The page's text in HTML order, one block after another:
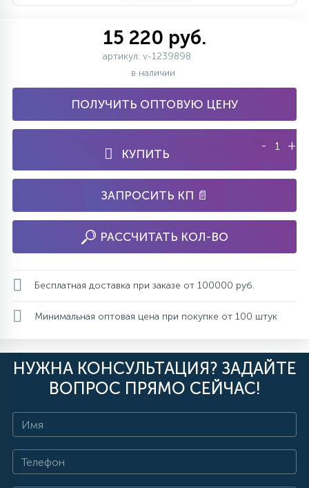
15 220 руб.
артикул: v-1239898
в наличии
ПОЛУЧИТЬ ОПТОВУЮ ЦЕНУ
КУПИТЬ
- +
ЗАПРОСИТЬ КП 📄
РАССЧИТАТЬ КОЛ-ВО
Бесплатная доставка при заказе от 100000 руб.
Минимальная оптовая цена при покупке от 100 штук
НУЖНА КОНСУЛЬТАЦИЯ? ЗАДАЙТЕ
ВОПРОС ПРЯМО СЕЙЧАС!